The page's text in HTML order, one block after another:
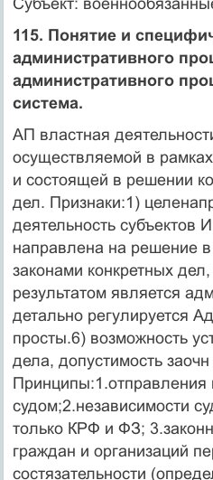
115. Понятие и
административного
административного
система.
АП властная
осуществляемой в
и состоящей в решении
дел. Признаки:1)
деятельность субъектов
направлена на решение в
законами конкретных
результатом является
детально регулируется
просты.6) возможность
дела, допустимость
Принципы:1.отправления
судом;2.независимости
только КРФ и ФЗ;
граждан и организаций
состязательности